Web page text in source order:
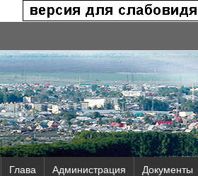
Глава Администрация Документы